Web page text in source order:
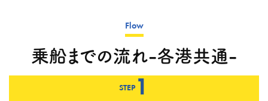
Flow
乗船までの流れ-各港共通-
STEP1